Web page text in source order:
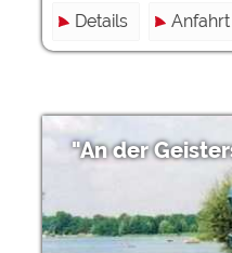
Details Anfahrt
"An der